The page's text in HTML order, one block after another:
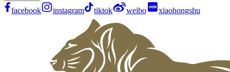
facebook instagram tiktok weibo xiaohongshu